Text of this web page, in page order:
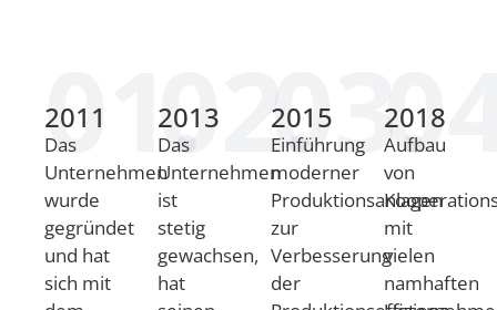
01.
2011
Das
Unternehmen
wurde
gegründet
und hat
sich mit
02.
2013
Das
Unternehmen
ist
stetig
gewachsen,
hat
03.
2015
Einführung
moderner
Produktionsanlagen
zur
Verbesserung
der
2018
Aufbau
von
mit
vielen
namhaften